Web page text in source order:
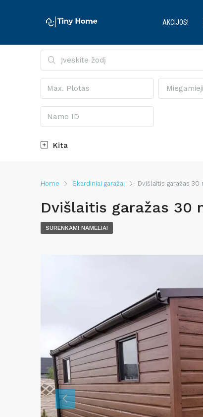
AKCIJOS!
Miegamieji
Kita
Home Skardiniai garažai Dvišlaitis garažas
Dvišlaitis garažas 30
SURENKAMI NAMELIAI